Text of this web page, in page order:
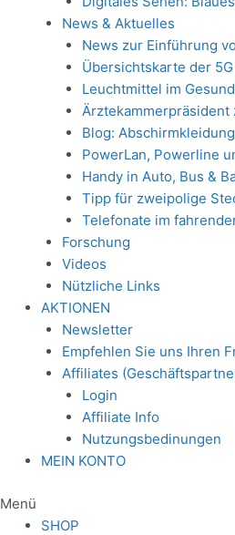
News & Aktuelles
News zur Einführung
Übersichtskarte der
Leuchtmittel im
Ärztekammerpräsident
Blog:
PowerLan, Powerline
Handy in Auto, Bus &
Tipp für zweipolige
Telefonate im
Forschung
Videos
Nützliche Links
AKTIONEN
Newsletter
Empfehlen Sie uns Ihren
Affiliates
Login
Affiliate Info
Nutzungsbedinungen
MEIN KONTO
Menü
SHOP